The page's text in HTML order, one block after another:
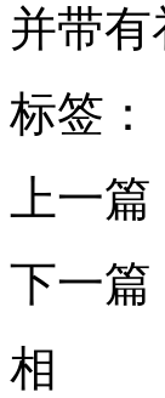
并带有
标签：
上一篇
下一篇
相